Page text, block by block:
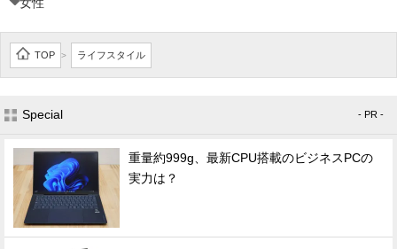
女性
TOP > ライフスタイル
Special - PR -
重量約999g、最新CPU搭載のビジネスPCの
実力は？